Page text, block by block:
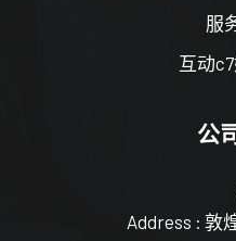
服
互动
公
Address : 敦